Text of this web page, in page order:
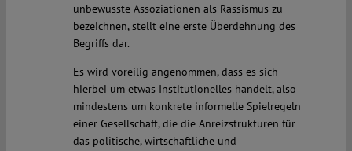
unbewusste Assoziationen als Rassismus zu
bezeichnen, stellt eine erste Überdehnung des
Begriffs dar.
Es wird voreilig angenommen, dass es sich
hierbei um etwas Institutionelles handelt, also
mindestens um konkrete informelle Spielregeln
einer Gesellschaft, die die Anreizstrukturen für
das politische, wirtschaftliche und